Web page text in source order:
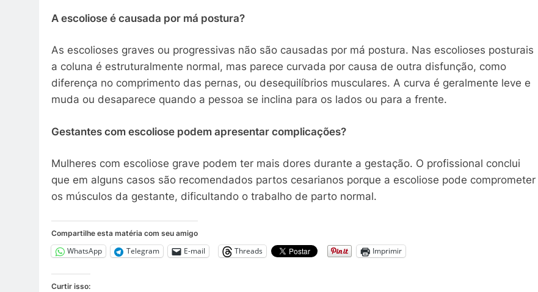
A escoliose é causada por má postura?
As escolioses graves ou progressivas não são causadas por má postura. Nas escolioses posturais
a coluna é estruturalmente normal, mas parece curvada por causa de outra disfunção, como
diferença no comprimento das pernas, ou desequilíbrios musculares. A curva é geralmente leve e
muda ou desaparece quando a pessoa se inclina para os lados ou para a frente.
Gestantes com escoliose podem apresentar complicações?
Mulheres com escoliose grave podem ter mais dores durante a gestação. O profissional conclui
que em alguns casos são recomendados partos cesarianos porque a escoliose pode comprometer
os músculos da gestante, dificultando o trabalho de parto normal.
Compartilhe esta matéria com seu amigo
WhatsApp Telegram E-mail Threads Imprimir
Curtir isso: